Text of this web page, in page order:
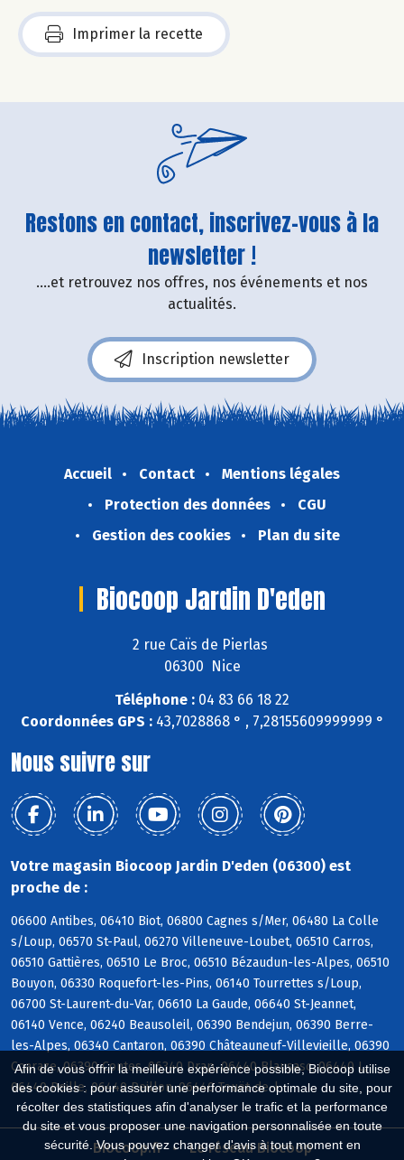
Afin de vous offrir la meilleure expérience possible, Biocoop utilise
des cookies : pour assurer une performance optimale du site, pour
récolter des statistiques afin d'analyser le trafic et la performance
du site et vous proposer une navigation personnalisée en toute
sécurité. Vous pouvez changer d'avis à tout moment en
Imprimer la recette
Restons en contact, inscrivez-vous à la
newsletter !
....et retrouvez nos offres, nos événements et nos
actualités.
Inscription newsletter
Accueil Contact
Mentions légales
Protection des données
CGU
Gestion des cookies
Plan du site
Biocoop Jardin D'eden
2 rue Caïs de Pierlas
06300 Nice
Téléphone : 04 83 66 18 22
Coordonnées GPS :43,7028868 ° , 7,28155609999999 °
Nous suivre sur
Votre magasin Biocoop Jardin D'eden (06300) est
proche de :
06600 Antibes, 06410 Biot, 06800 Cagnes s/Mer, 06480 La Colle
s/Loup, 06570 St-Paul, 06270 Villeneuve-Loubet, 06510 Carros,
06510 Gattières, 06510 Le Broc, 06510 Bézaudun-les-Alpes, 06510
Bouyon, 06330 Roquefort-les-Pins, 06140 Tourrettes s/Loup,
06700 St-Laurent-du-Var, 06610 La Gaude, 06640 St-Jeannet,
06140 Vence, 06240 Beausoleil, 06390 Bendejun, 06390 Berre-
les-Alpes, 06340 Cantaron, 06390 Châteauneuf-Villevieille, 06390
Coaraze, 06390 Contes, 06340 Drap, 06440 Blausasc, 06440 L,
06440 Peille, 06440 Peillon, 06440 Touët-de-l
Biocoop.fr Le réseau Biocoop